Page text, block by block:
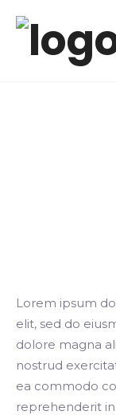
Lorem ipsum
elit, sed do
dolore magna
nostrud
ea commodo
reprehenderit